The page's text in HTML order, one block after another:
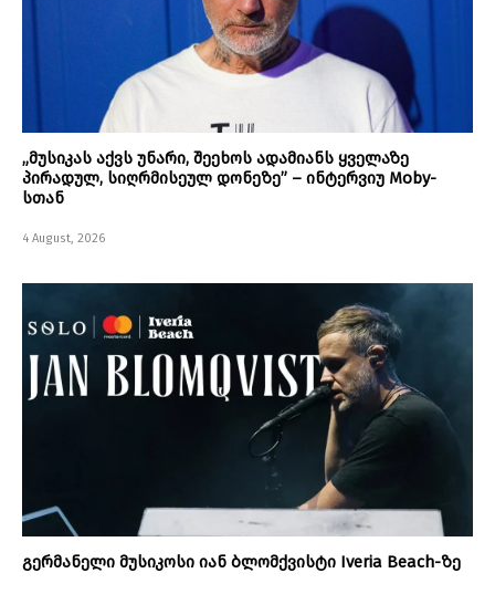
„მუსიკას აქვს უნარი, შეეხოს ადამიანს ყველაზე
პირადულ, სიღრმისეულ დონეზე” – ინტერვიუ Moby-
სთან
4 August, 2026
გერმანელი მუსიკოსი იან ბლომქვისტი Iveria Beach-ზე